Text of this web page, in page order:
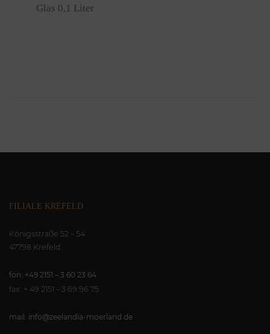
Glas 0,1 Liter
FILIALE KREFELD
Königsstraße 52 – 54
47798 Krefeld
fon: +49 2151 – 3 60 23 64
fax: + 49 2151 – 3 69 96 75
mail: info@zeelandia-moerland.de